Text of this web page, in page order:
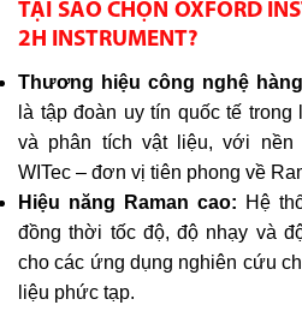
TẠI SAO CHỌN OXFORD
2H INSTRUMENT?
Thương hiệu công nghệ
là tập đoàn uy tín quốc tế
và phân tích vật liệu, với
WITec – đơn vị tiên phong về
Hiệu năng Raman cao: Hệ
đồng thời tốc độ, độ nhạy và
cho các ứng dụng nghiên cứu
liệu phức tạp.